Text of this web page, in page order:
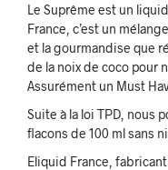
Le Suprême est un
France, c’est un
et la gourmandise que
de la noix de coco pour
Assurément un Must
Suite à la loi TPD, nous
flacons de 100 ml sans
Eliquid France,